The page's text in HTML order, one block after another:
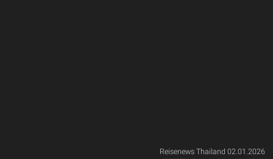
Reisenews Thailand 02.01.2026